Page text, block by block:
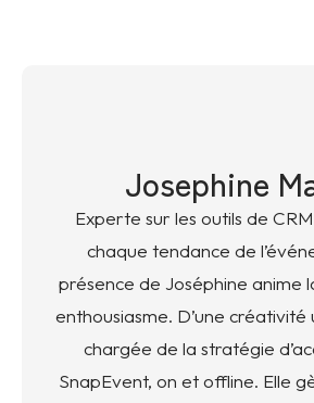
Josephine
Experte sur les outils de
chaque tendance de
présence de Joséphine anime
enthousiasme. D’une créativité
chargée de la stratégie
SnapEvent, on et offline. Elle